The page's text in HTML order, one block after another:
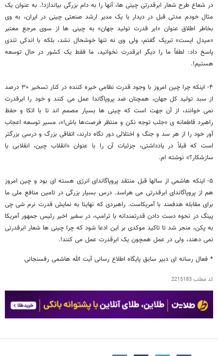
در شعاع طرح شعار ابرقدرتی چینی ها، آنها را به دام بزرگی بیاندازد!. به عنوان یک
مثال خودم مدتی قبل در دیدار با یک مدیر ارشد صنعتی چینی در ایران، به وی
بخاطر اطلاق عنوان «ابر قدرت تولید جهان» به چینی ها از سوی مرجع معتبر
«میدل ایست» تبریک گفتم، ولی وی نه تنها خوشحال نشد، بلکه با اندکی تندی
پاسخ داد: لطفاً ما را دیگر ابرقدرت نخوانید، ما فقط یک کشور در حال توسعه
هستیم!.
۴- اینکه چرا چین امروز با وجود قدرت نظامی خیره کننده در کنار تسخیر ۳۰ درصد
از سبد تولید کل جهان، همچنان ضد پروپاگاندا عمل می کنند و خود را ابرقدرت
نمی خوانند، از آن جهت است که چینی ها بسیار مصمم اند تا با اتکا و حفظ
راهبرد قاطعانه ی «جلب توجه نکن و منتظر فرصت‌ها باش!»، مسیر توسعه اعجاب
آور خود را از هر سد و جنگ و اختلالی دور نگاه دارند، اتفاقی بزرگ و درسی بزرگتر
است که قبلاً در یادداشتی، جزئیات آن را با عنوان «انقلاب چین، انقلابی یا
سازشکار؟» نوشته ام.
۵- اینکه هاشمی از سالها قبل منتقد پروپاگاندای انرژی هسته ای بود و چین امروز
هم از پروپاگاندای ابرقدرتی می هراسد. درس بسیار بزرگی در تامین منافع ملی ما
برای مقابله هدفمند با آمریکاست. راهبردی که نهایتا به نمایش قدرت نرم شی چی
پینگ در نحوه دست دادن قدرتمندانه با ترامپ، در سفیر اخیر رئیس جمهور آمریکا
به پکن، منجر شد تا تاکید موکدی بر این ادعا شود که چرا چینی ها شعار ابرقدرتی
نمی دهند، ولی در عمل همچون یک ابرقدرت عمل می کنند!.
* فعال رسانه ای دبیر سابق پایگاه اطلاع رسانی آیت الله هاشمی رفسنجانی
کد مطلب2215183